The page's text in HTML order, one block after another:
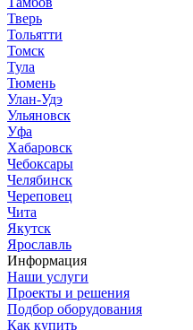
Тверь
Тольятти
Томск
Тула
Тюмень
Улан-Удэ
Ульяновск
Уфа
Хабаровск
Чебоксары
Челябинск
Череповец
Чита
Якутск
Ярославль
Информация
Наши услуги
Проекты и решения
Подбор оборудования
Как купить